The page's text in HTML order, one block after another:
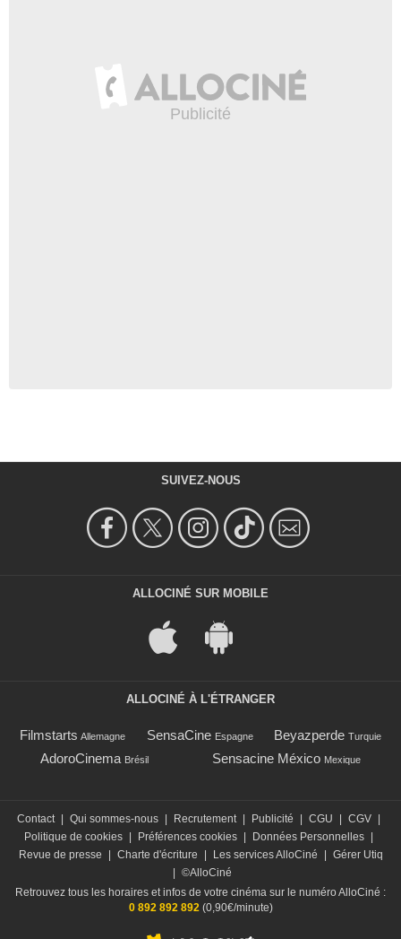
SUIVEZ-NOUS
ALLOCINÉ SUR MOBILE
ALLOCINÉ À L'ÉTRANGER
Filmstarts Allemagne SensaCine Espagne Beyazperde Turquie
AdoroCinema Brésil Sensacine México Mexique
Contact | Qui sommes-nous | Recrutement | Publicité | CGU | CGV |
Politique de cookies | Préférences cookies | Données Personnelles |
Revue de presse
| Charte d'écriture | Les services AlloCiné | Gérer Utiq
| ©AlloCiné
Retrouvez tous les horaires et infos de votre cinéma sur le numéro AlloCiné :
0 892 892 892 (0,90€/minute)